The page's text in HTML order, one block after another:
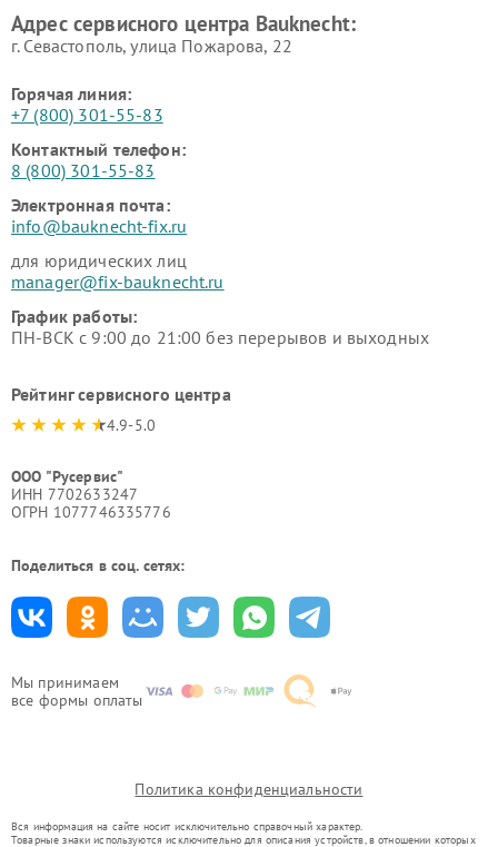
Мы принимаем
все формы оплаты
Адрес сервисного центра Bauknecht:
г. Севастополь, улица Пожарова, 22
Горячая линия:
+7 (800) 301-55-83
Контактный телефон:
8 (800) 301-55-83
Электронная почта:
info@bauknecht-fix.ru
для юридических лиц
manager@fix-bauknecht.ru
График работы:
ПН-ВСК с 9:00 до 21:00 без перерывов и выходных
Рейтинг сервисного центра
4.9-5.0
ООО "Русервис"
ИНН 7702633247
ОГРН 1077746335776
Поделиться в соц. сетях:
Политика конфиденциальности
Вся информация на сайте носит исключительно справочный характер.
Товарные знаки используются исключительно для описания устройств, в отношении которых